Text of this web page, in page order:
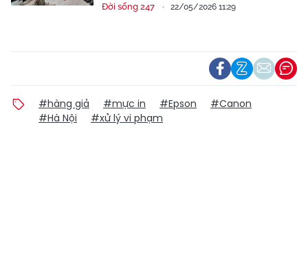
Đời sống 247 22/05/2026 11:29
#hàng giả #mực in #Epson
#Canon
#Hà Nội
#xử lý vi phạm